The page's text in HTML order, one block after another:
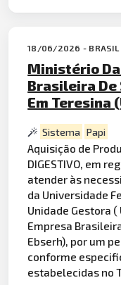
18/06/2026 - BRASIL
Ministério
Brasileira
Em Teresina
Sistema Papi
Aquisição de
DIGESTIVO, em
atender às
da Universidade
Unidade Gestora
Empresa
Ebserh), por um
conforme
estabelecidas no